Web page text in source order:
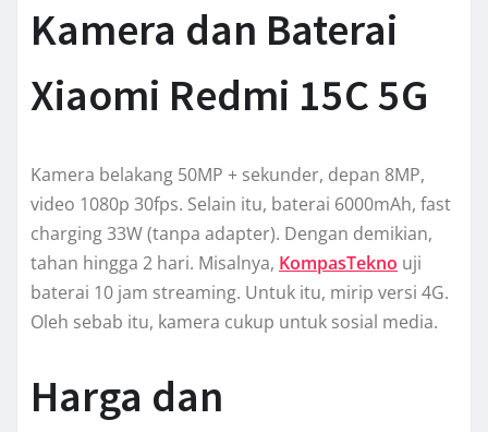
Kamera dan Baterai
Xiaomi Redmi 15C 5G
Kamera belakang 50MP + sekunder, depan 8MP,
video 1080p 30fps. Selain itu, baterai 6000mAh, fast
charging 33W (tanpa adapter). Dengan demikian,
tahan hingga 2 hari. Misalnya, KompasTekno uji
baterai 10 jam streaming. Untuk itu, mirip versi 4G.
Oleh sebab itu, kamera cukup untuk sosial media.
Harga dan